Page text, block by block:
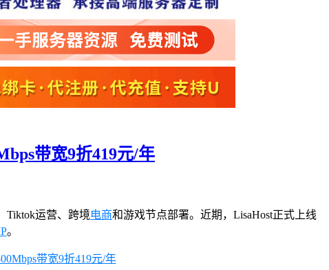
带宽9折419元/年
Tiktok运营、跨境电商和游戏节点部署。近期，LisaHost正式上线
。